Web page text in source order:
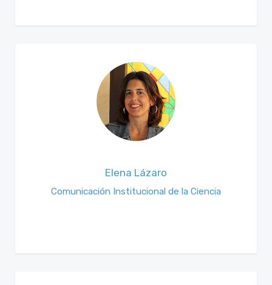
Elena Lázaro
Comunicación Institucional de la Ciencia